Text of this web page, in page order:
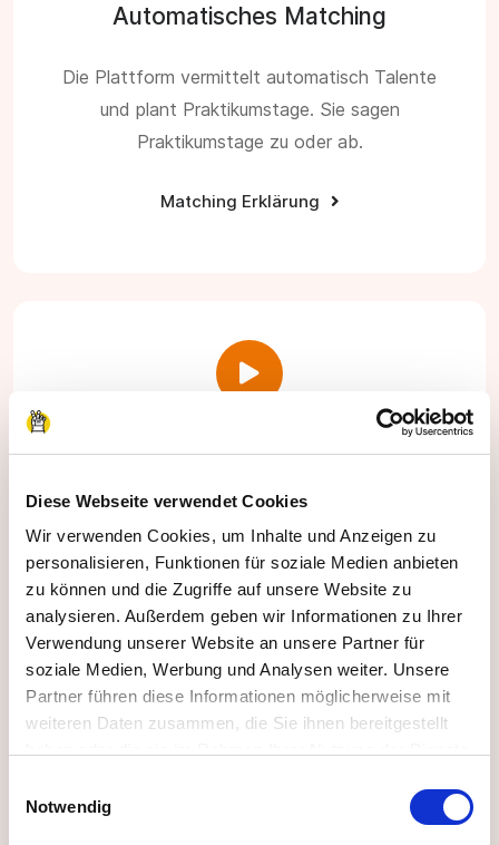
Diese Webseite verwendet Cookies
Wir verwenden Cookies, um Inhalte und Anzeigen zu
personalisieren, Funktionen für soziale Medien anbieten
zu können und die Zugriffe auf unsere Website zu
analysieren. Außerdem geben wir Informationen zu Ihrer
Verwendung unserer Website an unsere Partner für
soziale Medien, Werbung und Analysen weiter. Unsere
Partner führen diese Informationen möglicherweise mit
weiteren Daten zusammen, die Sie ihnen bereitgestellt
Impressum
Notwendig
Automatisches Matching
Die Plattform vermittelt automatisch Talente
und plant Praktikumstage. Sie sagen
Praktikumstage zu oder ab.
Matching Erklärung
Automatisches Feedback und
Zertifikat
Wir stellen automatisch ein Zertifikat für die
Teilnehmenden aus und Sie geben Ihr Feedback
direkt online in unter 1 Minute ab.